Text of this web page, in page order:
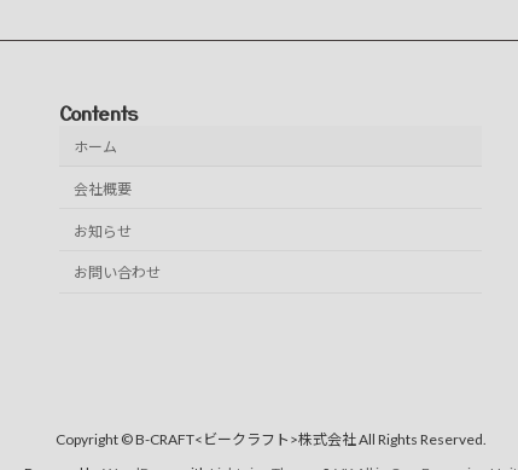
Contents
ホーム
会社概要
お知らせ
お問い合わせ
Copyright © B-CRAFT<ビークラフト>株式会社 All Rights Reserved.